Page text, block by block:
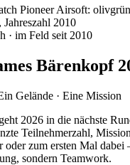
· im Feld seit 2010
Bärenkopf
Gelände · Eine Mission
2026 in die nächste
Teilnehmerzahl,
oder zum ersten Mal
sondern Teamwork.